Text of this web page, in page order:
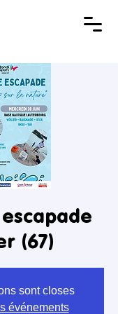
(67)
sont closes
événements